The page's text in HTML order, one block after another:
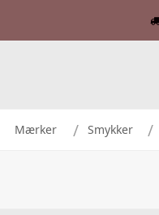
Mærker Smykker